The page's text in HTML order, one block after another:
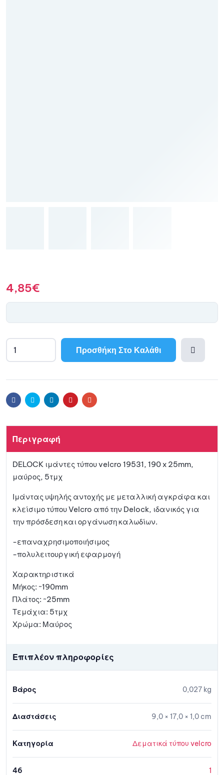
4,85€
Προσθήκη Στο Καλάθι
αγαπη
μένων
FacebookTwitter LinkedinPinterestEmail
Περιγραφή
DELOCK ιμάντες τύπου velcro 19531, 190 x 25mm,
μαύρος, 5τμχ
Ιμάντας υψηλής αντοχής με μεταλλική αγκράφα και
κλείσιμο τύπου Velcro από την Delock, ιδανικός για
την πρόσδεση και οργάνωση καλωδίων.
-επαναχρησιμοποιήσιμος
-πολυλειτουργική εφαρμογή
Χαρακτηριστικά
Μήκος: ~190mm
Πλάτος: ~25mm
Τεμάχια: 5τμχ
Χρώμα: Μαύρος
Επιπλέον πληροφορίες
Βάρος 0,027 kg
Διαστάσεις 9,0 × 17,0 × 1,0 cm
Κατηγορία Δεματικά τύπου velcro
46 1